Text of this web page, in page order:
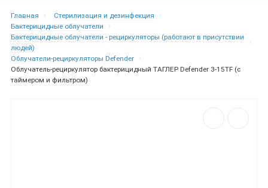
Главная
Стерилизация и дезинфекция
Бактерицидные облучатели
Бактерицидные облучатели - рециркуляторы (работают в присутствии
людей)
Облучатели-рециркуляторы Defender
Облучатель-рециркулятор бактерицидный ТАГЛЕР Defender 3-15TF (с
таймером и фильтром)